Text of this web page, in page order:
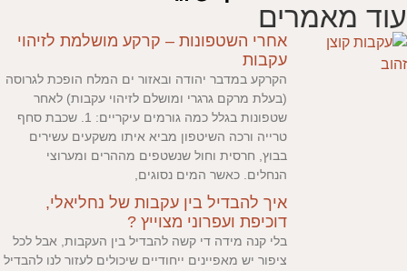
עוד מאמרים
אחרי השטפונות – קרקע מושלמת לזיהוי
עקבות
הקרקע במדבר יהודה ובאזור ים המלח הופכת לגרוסה
(בעלת מרקם גרגרי ומושלם לזיהוי עקבות) לאחר
שטפונות בגלל כמה גורמים עיקריים: 1. שכבת סחף
טרייה ורכה השיטפון מביא איתו משקעים עשירים
בבוץ, חרסית וחול שנשטפים מההרים ומערוצי
הנחלים. כאשר המים נסוגים,
איך להבדיל בין עקבות של נחליאלי,
דוכיפת ועפרוני מצוייץ ?
בלי קנה מידה די קשה להבדיל בין העקבות, אבל לכל
ציפור יש מאפיינים ייחודיים שיכולים לעזור לנו להבדיל